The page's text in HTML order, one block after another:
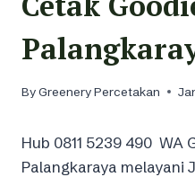
ByGreenery Percetakan
Hub 0811 5239 490 WA
Palangkaraya melayani